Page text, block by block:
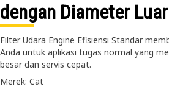
dengan Diameter
Filter Udara Engine Efisiensi Standar
Anda untuk aplikasi tugas normal yang
besar dan servis cepat.
Merek: Cat